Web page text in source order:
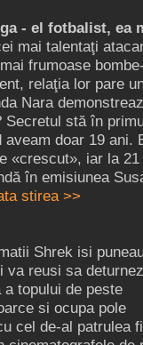
- el fotbalist, ea
mai talentaţi
frumoase
relaţia lor pare
Nara
stă în
doar 19 ani.
«crescut», iar la
în emisiunea
stirea >>
Shrek isi
va reusi sa
topului de peste
si ocupa pole
cel de-al patrulea